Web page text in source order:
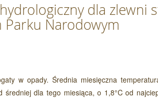
dla zlewni
Parku Narodowym
w opady. Średnia miesięczna
średniej dla tego miesiąca, o 1,8°C od